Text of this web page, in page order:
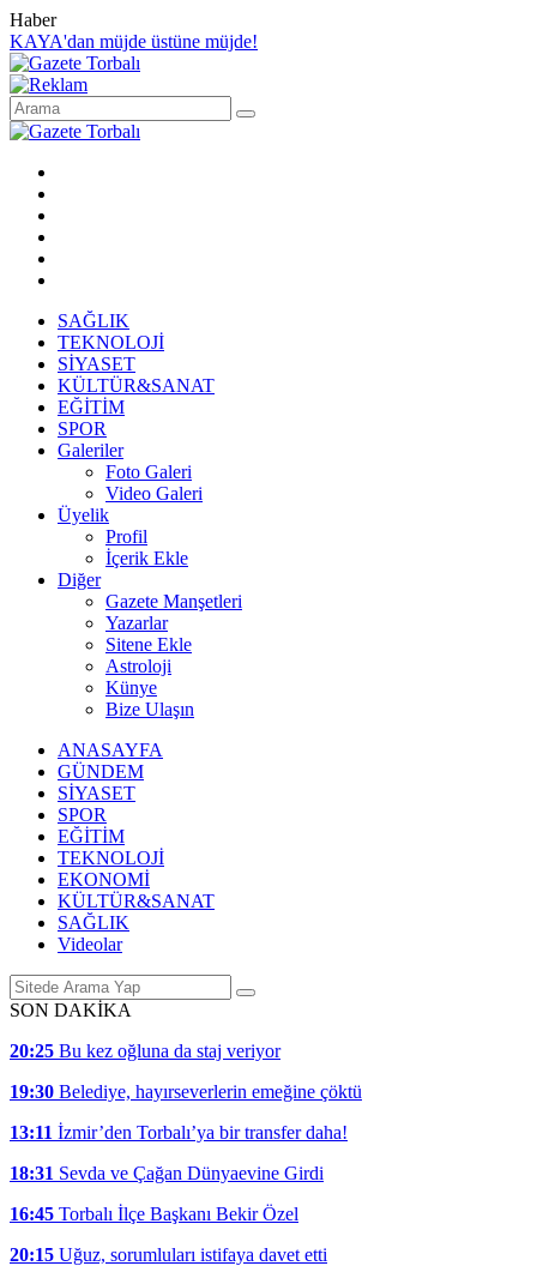
Haber
KAYA'dan müjde üstüne müjde!
SAĞLIK
TEKNOLOJİ
SİYASET
KÜLTÜR&SANAT
EĞİTİM
SPOR
Galeriler
Foto Galeri
Video Galeri
Üyelik
Profil
İçerik Ekle
Diğer
Gazete Manşetleri
Yazarlar
Sitene Ekle
Astroloji
Künye
Bize Ulaşın
ANASAYFA
GÜNDEM
SİYASET
SPOR
EĞİTİM
TEKNOLOJİ
EKONOMİ
KÜLTÜR&SANAT
SAĞLIK
Videolar
SON DAKİKA
20:25 Bu kez oğluna da staj veriyor
19:30 Belediye, hayırseverlerin emeğine çöktü
13:11 İzmir’den Torbalı’ya bir transfer daha!
18:31 Sevda ve Çağan Dünyaevine Girdi
16:45 Torbalı İlçe Başkanı Bekir Özel
20:15 Uğuz, sorumluları istifaya davet etti